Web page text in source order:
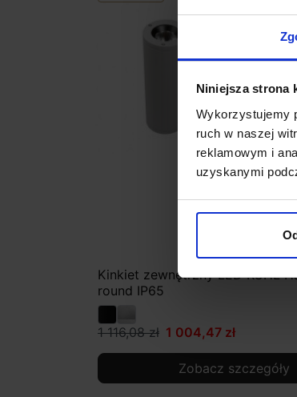
Niniejsza strona
Wykorzystujemy
ruch w naszej
reklamowym i
uzyskanymi
Kinkiet zewnętrzny LED KOHL
round IP65
1 116,08 zł 1 004,47 zł
Zobacz szczegóły